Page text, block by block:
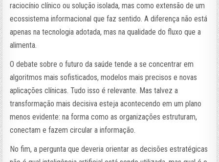
raciocínio clínico ou solução isolada, mas como extensão de um
ecossistema informacional que faz sentido. A diferença não está
apenas na tecnologia adotada, mas na qualidade do fluxo que a
alimenta.
O debate sobre o futuro da saúde tende a se concentrar em
algoritmos mais sofisticados, modelos mais precisos e novas
aplicações clínicas. Tudo isso é relevante. Mas talvez a
transformação mais decisiva esteja acontecendo em um plano
menos evidente: na forma como as organizações estruturam,
conectam e fazem circular a informação.
No fim, a pergunta que deveria orientar as decisões estratégicas